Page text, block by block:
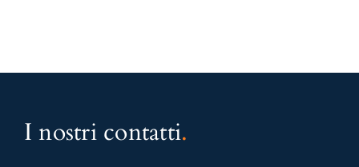
I nostri contatti.